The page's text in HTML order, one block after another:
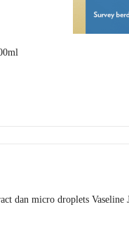
dan micro droplets Vaseline